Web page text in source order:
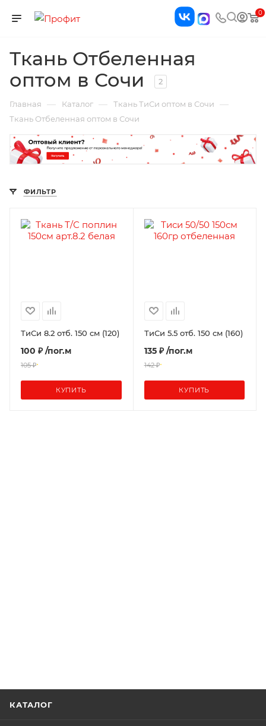
0
Ткань Отбеленная
оптом в Сочи
2
Главная — Каталог — Ткань ТиСи оптом в Сочи —
Ткань Отбеленная оптом в Сочи
ФИЛЬТР
ТиСи 8.2 отб. 150 см (120)
100 ₽ /пог.м
105 ₽
КУПИТЬ
ТиСи 5.5 отб. 150 см (160)
135 ₽ /пог.м
142 ₽
КУПИТЬ
КАТАЛОГ